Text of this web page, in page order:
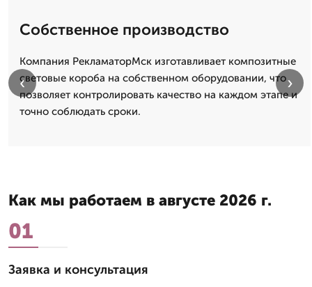
Собственное производство
Компания РекламаторМск изготавливает композитные
световые короба на собственном оборудовании, что
позволяет контролировать качество на каждом этапе и
точно соблюдать сроки.
‹ ›
Как мы работаем в августе 2026 г.
01
Заявка и консультация